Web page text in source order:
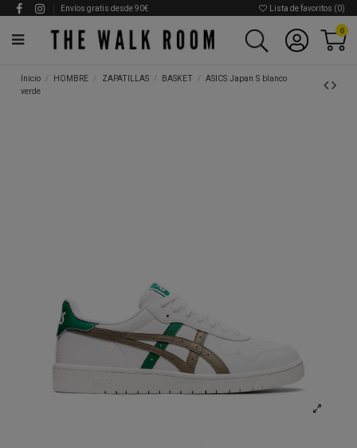
Envíos gratis desde 90€ Lista de favoritos (0)
0
Inicio HOMBRE ZAPATILLAS BASKET
ASICS Japan S blanco
verde